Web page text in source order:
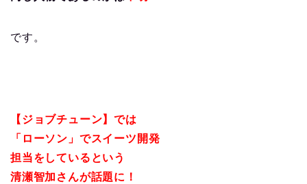
です。
【ジョブチューン】では
「ローソン」でスイーツ開発
担当をしているという
清瀬智加さんが話題に！